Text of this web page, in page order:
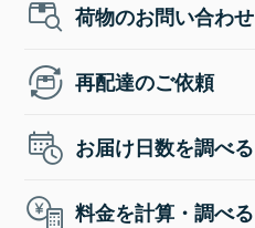
荷物のお問い合わせ
再配達のご依頼
お届け日数を調べる
料金を計算・調べる